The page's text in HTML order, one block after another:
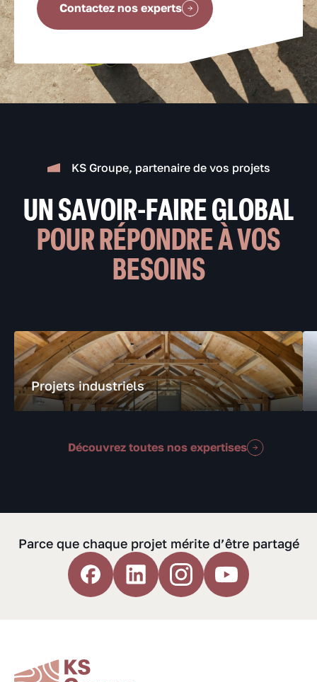
Contactez nos experts
KS Groupe, partenaire de vos projets
UN SAVOIR-FAIRE GLOBAL
POUR RÉPONDRE À VOS
BESOINS
Projets industriels
Découvrez toutes nos expertises
Parce que chaque projet mérite d’être partagé